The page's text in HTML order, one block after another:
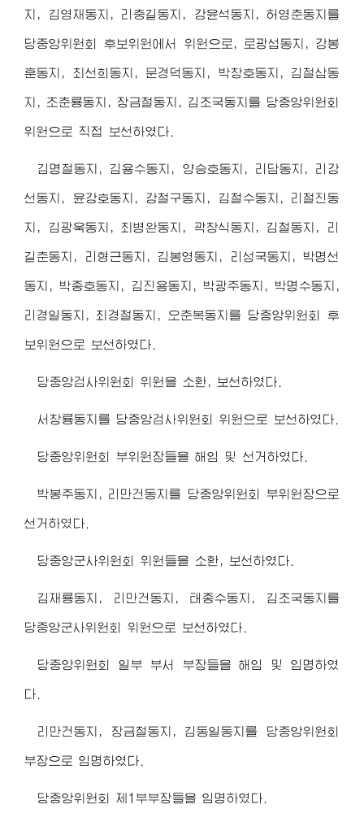
지, 김영재동지, 리충길동지, 강윤석동지, 허영춘동지를
당중앙위원회 후보위원에서 위원으로, 로광섭동지, 강봉
훈동지, 최선희동지, 문경덕동지, 박창호동지, 김철삼동
지, 조춘룡동지, 장금철동지, 김조국동지를 당중앙위원회
위원으로 직접 보선하였다.
김명철동지, 김용수동지, 양승호동지, 리담동지, 리강
선동지, 윤강호동지, 강철구동지, 김철수동지, 리철진동
지, 김광욱동지, 최병완동지, 곽창식동지, 김철동지, 리
길춘동지, 리형근동지, 김봉영동지, 리성국동지, 박명선
동지, 박종호동지, 김진용동지, 박광주동지, 박명수동지,
리경일동지, 최경철동지, 오춘복동지를 당중앙위원회 후
보위원으로 보선하였다.
당중앙검사위원회 위원을 소환, 보선하였다.
서창룡동지를 당중앙검사위원회 위원으로 보선하였다.
당중앙위원회 부위원장들을 해임 및 선거하였다.
박봉주동지, 리만건동지를 당중앙위원회 부위원장으로
선거하였다.
당중앙군사위원회 위원들을 소환, 보선하였다.
김재룡동지, 리만건동지, 태종수동지, 김조국동지를
당중앙군사위원회 위원으로 보선하였다.
당중앙위원회 일부 부서 부장들을 해임 및 임명하였
다.
리만건동지, 장금철동지, 김동일동지를 당중앙위원회
부장으로 임명하였다.
당중앙위원회 제1부부장들을 임명하였다.